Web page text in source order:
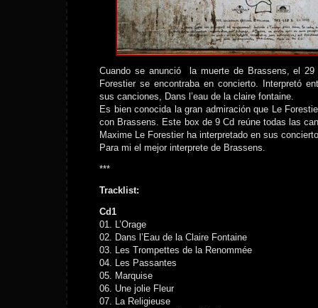
Cuando se anunció la muerte de Brassens, el
Forestier se encontraba en concierto. Interpretó
sus canciones, Dans l’eau de la claire fontaine.
Es bien conocida la gran admiración que Le
con Brassens. Este box de 9 Cd reúne todas las
Maxime Le Forestier ha interpretado en sus
Para mi el mejor interprete de Brassens.
***
Tracklist:
Cd1
01. L’Orage
02. Dans l’Eau de la Claire Fontaine
03. Les Trompettes de la Renommée
04. Les Passantes
05. Marquise
06. Une jolie Fleur
07. La Religieuse